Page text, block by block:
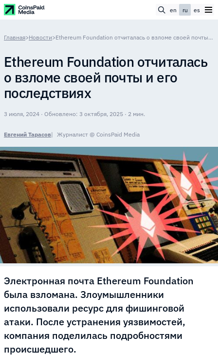
en ru es
Главная>Новости> Ethereum Foundation отчиталась о взломе своей почты и его последствиях
Ethereum Foundation отчиталась
о взломе своей почты и его
последствиях
3 июля, 2024 · Обновлено: 3 октября, 2025 · 2 мин.
Евгений Тарасов Журналист @ CoinsPaid Media
Электронная почта Ethereum Foundation
была взломана. Злоумышленники
использовали ресурс для фишинговой
атаки. После устранения уязвимостей,
компания поделилась подробностями
происшедшего.